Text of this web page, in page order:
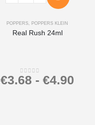
POPPERS, POPPERS KLEIN
Real Rush 24ml
0out of 5
€3.68 - €4.90